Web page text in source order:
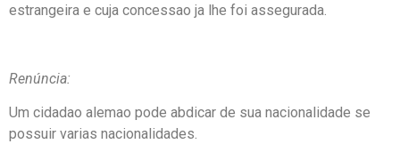
estrangeira e cuja concessao ja lhe foi assegurada.
Renúncia:
Um cidadao alemao pode abdicar de sua nacionalidade se
possuir varias nacionalidades.